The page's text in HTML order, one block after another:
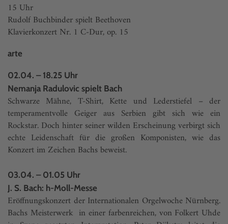
15 Uhr
Rudolf Buchbinder spielt Beethoven
Klavierkonzert Nr. 1 C-Dur, op. 15
arte
02.04. – 18.25 Uhr
Nemanja Radulovic spielt Bach
Schwarze Mähne, T-Shirt, Kette und Lederstiefel – der
temperamentvolle Geiger aus Serbien gibt sich wie ein
Rockstar. Doch hinter seiner wilden Erscheinung verbirgt sich
echte Leidenschaft für die großen Komponisten, wie das
Konzert im Zeichen Bachs beweist.
03.04. – 01.05 Uhr
J. S. Bach: h-Moll-Messe
Eröffnungskonzert der Internationalen Orgelwoche Nürnberg.
Bachs Meisterwerk in einer farbenreichen, von Folkert Uhde